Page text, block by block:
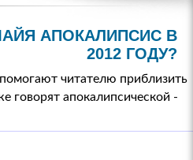
АПОКАЛИПСИС В
2012 ГОДУ?
читателю приблизить
говорят апокалипсической -